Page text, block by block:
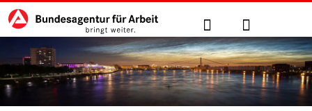
zu den Hauptinhalten springen
Hauptnavigation Suche Anmelden